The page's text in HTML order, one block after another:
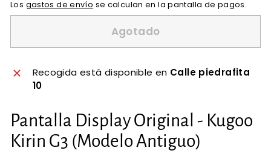
Los gastos de envío se calculan en la pantalla de pagos.
Agotado
Recogida está disponible en Calle piedrafita
10
Pantalla Display Original - Kugoo
Kirin G3 (Modelo Antiguo)